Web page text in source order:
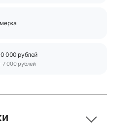
000 рублей
7 000 рублей